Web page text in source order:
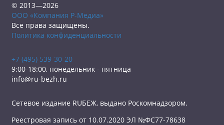
© 2013—2026
ООО «Компания Р-Медиа»
Все права защищены.
Политика конфиденциальности
+7 (495) 539-30-20
9:00-18:00, понедельник - пятница
info@ru-bezh.ru
Сетевое издание RUБЕЖ, выдано Роскомнадзором.
Реестровая запись от 10.07.2020 ЭЛ №ФС77-78638